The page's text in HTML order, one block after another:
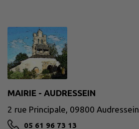
MAIRIE - AUDRESSEIN
2 rue Principale, 09800 Audressein
05 61 96 73 13